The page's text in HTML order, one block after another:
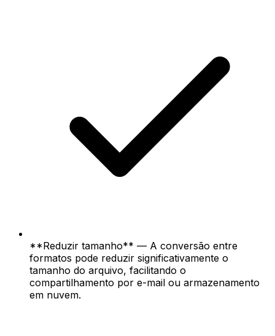
**Reduzir tamanho** — A conversão entre
formatos pode reduzir significativamente o
tamanho do arquivo, facilitando o
compartilhamento por e-mail ou armazenamento
em nuvem.